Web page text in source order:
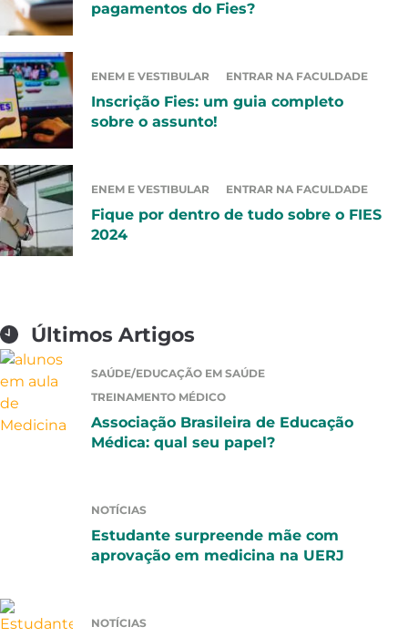
pagamentos do Fies?
ENEM E VESTIBULAR ENTRAR NA FACULDADE
Inscrição Fies: um guia completo
sobre o assunto!
ENEM E VESTIBULAR ENTRAR NA FACULDADE
Fique por dentro de tudo sobre o FIES
2024
Últimos Artigos
SAÚDE/EDUCAÇÃO EM SAÚDE
TREINAMENTO MÉDICO
Associação Brasileira de Educação
Médica: qual seu papel?
NOTÍCIAS
Estudante surpreende mãe com
aprovação em medicina na UERJ
NOTÍCIAS